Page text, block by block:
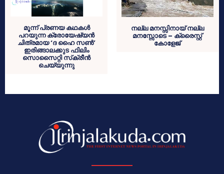
മൂന്ന് പ്രണയ കഥകള്‍
പറയുന്ന ക്രോയേഷ്യന്‍
ചിത്രമായ ‘ദ ഹൈ സണ്‍’
ഇരിങ്ങാലക്കുട ഫിലിം
സൊസൈറ്റി സ്‌ക്രീന്‍
ചെയ്യുന്നു
നല്ല മനസ്സിനായ് നല്ല
മനസ്സോടെ – ക്രൈസ്റ്റ്
കോളേജ്